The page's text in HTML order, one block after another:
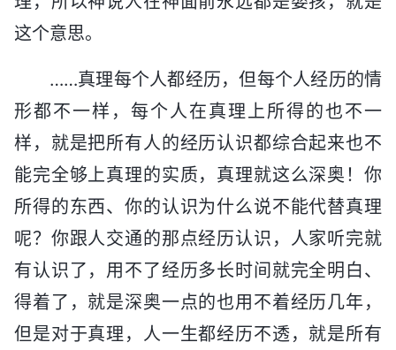
这个意思。
……真理每个人都经历，但每个人经历的情
形都不一样，每个人在真理上所得的也不一
样，就是把所有人的经历认识都综合起来也不
能完全够上真理的实质，真理就这么深奥！你
所得的东西、你的认识为什么说不能代替真理
呢？你跟人交通的那点经历认识，人家听完就
有认识了，用不了经历多长时间就完全明白、
得着了，就是深奥一点的也用不着经历几年，
但是对于真理，人一生都经历不透，就是所有